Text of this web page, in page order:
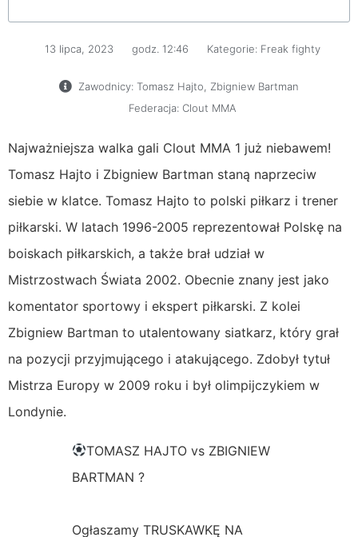
13 lipca, 2023 godz. 12:46 Kategorie: Freak fighty
Zawodnicy: Tomasz Hajto
Zbigniew Bartman
Federacja: Clout MMA
Najważniejsza walka gali Clout MMA 1 już niebawem!
Tomasz Hajto i Zbigniew Bartman staną naprzeciw
siebie w klatce. Tomasz Hajto to polski piłkarz i trener
piłkarski. W latach 1996-2005 reprezentował Polskę na
boiskach piłkarskich, a także brał udział w
Mistrzostwach Świata 2002. Obecnie znany jest jako
komentator sportowy i ekspert piłkarski. Z kolei
Zbigniew Bartman to utalentowany siatkarz, który grał
na pozycji przyjmującego i atakującego. Zdobył tytuł
Mistrza Europy w 2009 roku i był olimpijczykiem w
Londynie.
TOMASZ HAJTO vs ZBIGNIEW
BARTMAN ?
Ogłaszamy TRUSKAWKĘ NA